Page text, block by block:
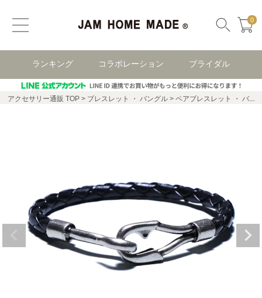
0
ランキング コラボレーション ブライダル
アクセサリー通販 TOP ブレスレット ・ バングル ペアブレスレット ・ バングル